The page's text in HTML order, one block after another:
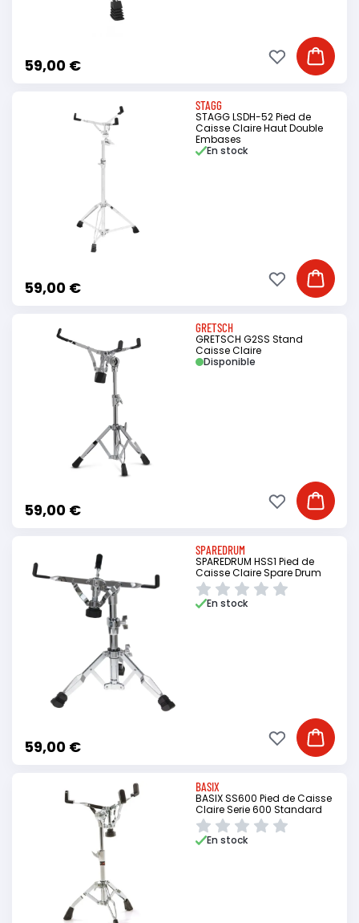
59,00 € Ajouter
Ajouter à ma
STAGG
STAGG LSDH-52 Pied de
Caisse Claire Haut Double
Embases
59,00 €
En stock
Ajouter
Ajouter à ma
GRETSCH
GRETSCH G2SS Stand
Caisse Claire
59,00 €
Disponible
Ajouter
Ajouter à ma
SPAREDRUM
SPAREDRUM HSS1 Pied de
Caisse Claire Spare Drum
59,00 €
En stock
Ajouter
Ajouter à ma
BASIX
BASIX SS600 Pied de Caisse
Claire Serie 600 Standard
En stock